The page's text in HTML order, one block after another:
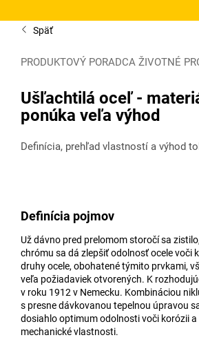
Späť
PRODUKTOVÝ PORADCA ŽIVOTNÉ
Ušľachtilá oceľ -
ponúka veľa výhod
Definícia, prehľad vlastností a výhod
Definícia pojmov
Už dávno pred prelomom storočí sa
chrómu sa dá zlepšiť odolnosť ocele voči
druhy ocele, obohatené týmito prvkami,
veľa požiadaviek otvorených. K
v roku 1912 v Nemecku. Kombináciou
s presne dávkovanou tepelnou úpravou
dosiahlo optimum odolnosti voči korózii
mechanické vlastnosti.